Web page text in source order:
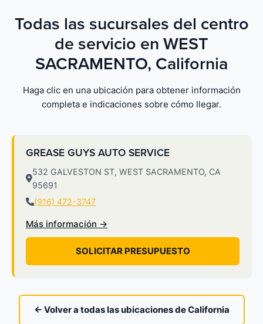
Todas las sucursales del centro
de servicio en WEST
SACRAMENTO, California
Haga clic en una ubicación para obtener información
completa e indicaciones sobre cómo llegar.
GREASE GUYS AUTO SERVICE
532 GALVESTON ST, WEST SACRAMENTO, CA
95691
(916) 472-3747
Más información →
SOLICITAR PRESUPUESTO
← Volver a todas las ubicaciones de California